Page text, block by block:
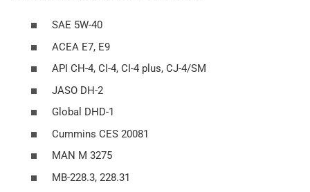
SAE 5W-40
ACEA E7, E9
API CH-4, CI-4, CI-4 plus, CJ-4/SM
JASO DH-2
Global DHD-1
Cummins CES 20081
MAN M 3275
MB-228.3, 228.31